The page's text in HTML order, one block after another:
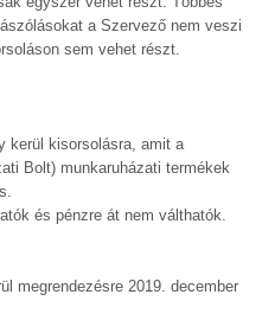
a Szervező nem veszi
sem vehet részt.
kerül kisorsolásra, amit a
Bolt) munkaruházati termékek
és pénzre át nem válthatók.
megrendezésre 2019. december